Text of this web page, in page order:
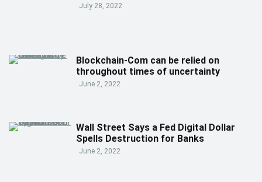
July 28, 2022
Blockchain-Com can be relied on
throughout times of uncertainty
June 2, 2022
Wall Street Says a Fed Digital Dollar
Spells Destruction for Banks
June 2, 2022